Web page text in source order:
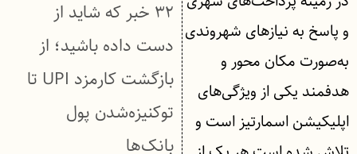
و پاسخ به نیازهای شهروندی
به‌صورت مکان محور و
هدفمند یکی از ویژگی‌های
اپلیکیشن اسمارتیز است و
۳۲ خبر که شاید از
دست داده باشید؛ از
بازگشت کارمزد UPI تا
توکنیزه‌شدن پول
بانک‌ها